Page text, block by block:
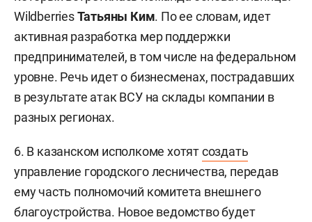
WildberriesТатьяны Ким. По ее словам, идет
активная разработка мер поддержки
предпринимателей, в том числе на федеральном
уровне. Речь идет о бизнесменах, пострадавших
в результате атак ВСУ на склады компании в
разных регионах.
6. В казанском исполкоме хотятсоздать
управление городского лесничества, передав
ему часть полномочий комитета внешнего
благоустройства. Новое ведомство будет